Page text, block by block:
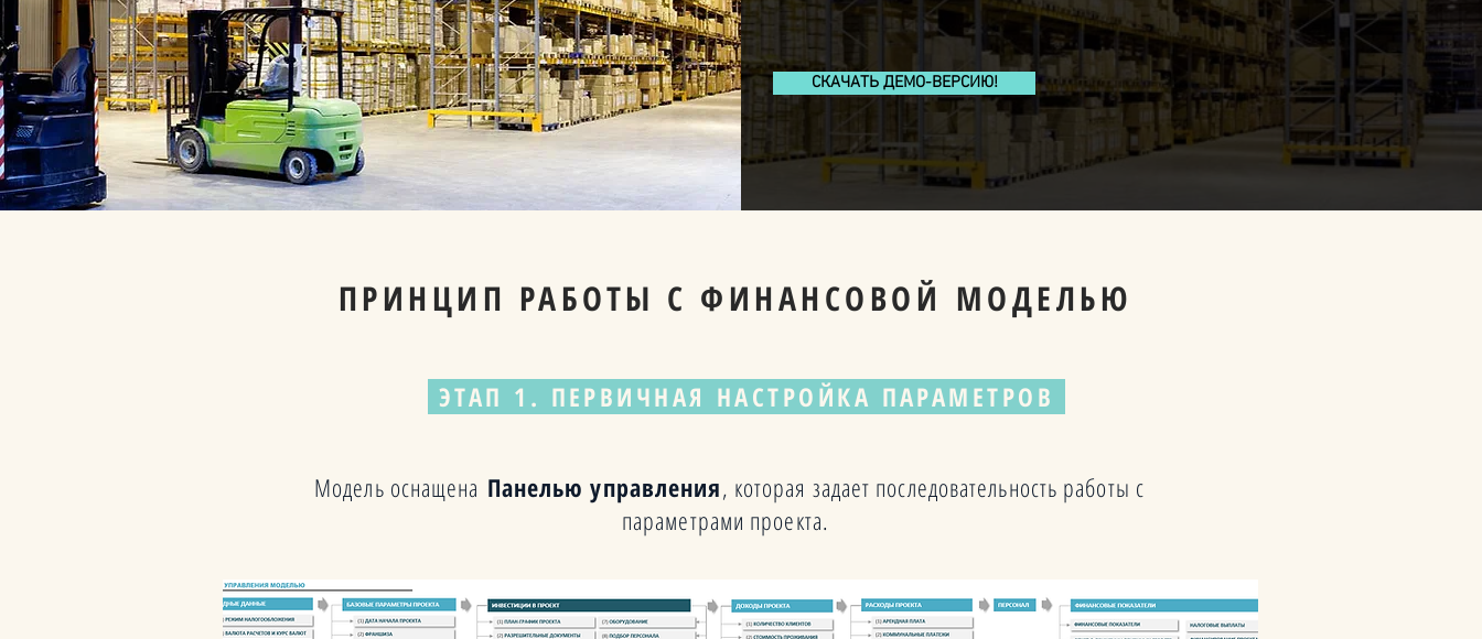
СКАЧАТЬ ДЕМО-ВЕРСИЮ!
ПРИНЦИП РАБОТЫ С ФИНАНСОВОЙ МОДЕЛЬЮ
ЭТАП 1. ПЕРВИЧНАЯ НАСТРОЙКА ПАРАМЕТРОВ
Модель оснащена Панелью управления, которая задает последовательность работы с
параметрами проекта.